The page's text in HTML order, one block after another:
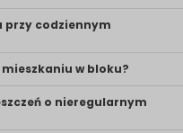
przy codziennym
w bloku?
o nieregularnym